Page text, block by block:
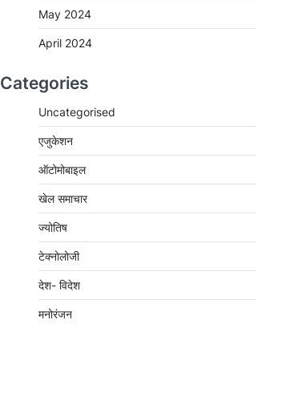
May 2024
April 2024
Categories
Uncategorised
एजुकेशन
ऑटोमोबाइल
खेल समाचार
ज्योतिष
टेक्नोलोजी
देश- विदेश
मनोरंजन